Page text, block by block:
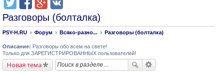
Разговоры (болталка)
PSY-H.RU Форум Всяко-разно... Разговоры (болталка)
Описание: Разговоры обо всем на свете!
Только для ЗАРЕГИСТРИРОВАННЫХ пользователей!
Новая тема